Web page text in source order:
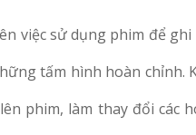
việc sử dụng phim để ghi
tấm hình hoàn chỉnh.
phim, làm thay đổi các